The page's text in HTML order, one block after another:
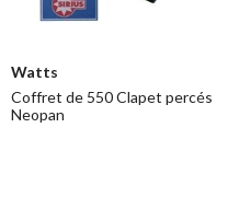
Watts
Coffret de 550 Clapet percés
Neopan